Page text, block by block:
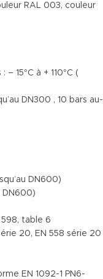
RAL 003, couleur
15°C à + 110°C (
DN300 , 10 bars au-
DN600)
DN600)
598, table 6
20, EN 558 série 20
EN 1092-1 PN6-